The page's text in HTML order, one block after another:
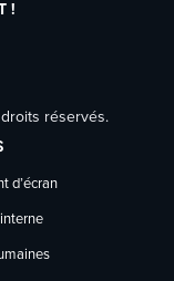
!
réservés.
d’écran